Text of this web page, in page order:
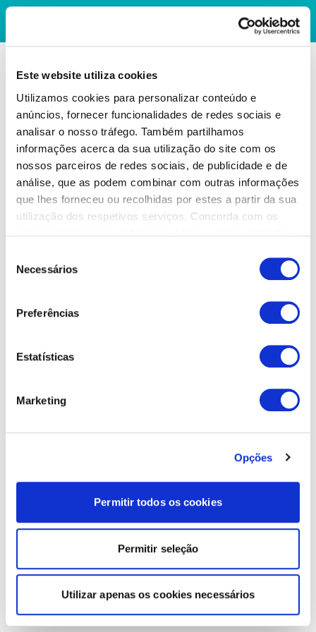
Este website utiliza cookies
Utilizamos cookies para personalizar conteúdo e
anúncios, fornecer funcionalidades de redes sociais e
analisar o nosso tráfego. Também partilhamos
informações acerca da sua utilização do site com os
nossos parceiros de redes sociais, de publicidade e de
análise, que as podem combinar com outras informações
que lhes forneceu ou recolhidas por estes a partir da sua
utilização dos respetivos serviços. Concorda com os
Necessários
Preferências
Estatísticas
Marketing
Opções
Permitir todos os cookies
Permitir seleção
Utilizar apenas os cookies necessários